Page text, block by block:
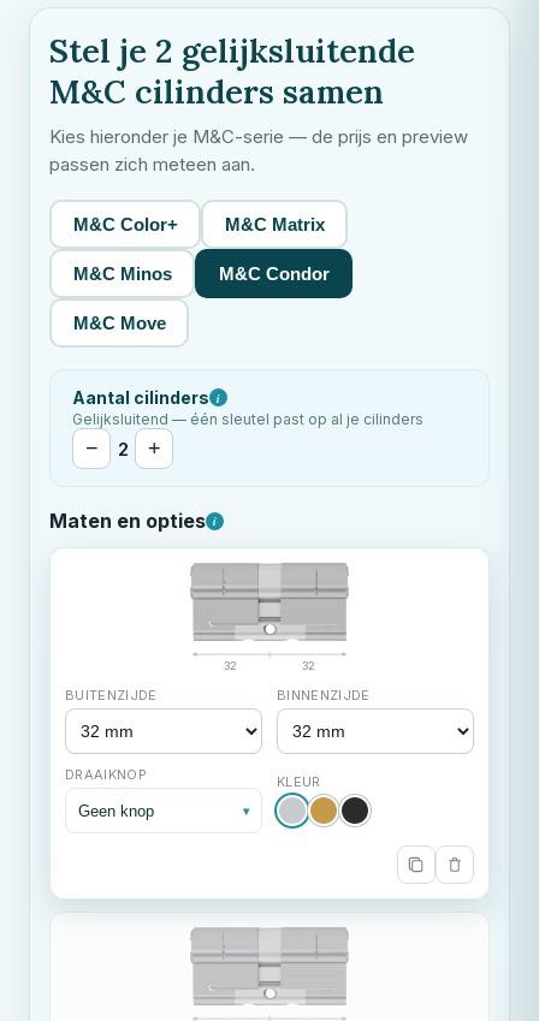
Stel je 2 gelijksluitende
M&C cilinders samen
Kies hieronder je M&C-serie — de prijs en preview
passen zich meteen aan.
M&C Color+ M&C Matrix
M&C Minos M&C Condor
M&C Move
Aantal cilinders i
Gelijksluitend — één sleutel past op al je cilinders
− 2 +
Maten en opties i
32 32
BUITENZIJDE BINNENZIJDE
DRAAIKNOP
Geen knop ▾
KLEUR